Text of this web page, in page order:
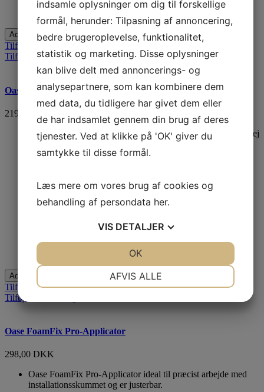
Skader ikke fisk og planter.
Add to Cart
Tilføj til ønskelisten
Tilføj til sammenlign
Oase FoamFix
219,00 DKK
Oase FoamFix installationsskum leder vandet den ønskede vej
i havebassinet og vandløbet.
Bruges til at forsegle hulrum eller fastgøre sten i bassinet og
Add to Cart
Tilføj til ønskelisten
Tilføj til sammenlign
Oase FoamFix Pro-Applicator
298,00 DKK
Oase FoamFix Pro-Applicator ideal til præcist arbejde med
installationsskummet og er justerbar.
indsamle oplysninger om dig til forskellige
formål, herunder: Tilpasning af annoncering,
bedre brugeroplevelse, funktionalitet,
statistik og marketing. Disse oplysninger
kan blive delt med annoncerings- og
analysepartnere, som kan kombinere dem
med data, du tidligere har givet dem eller
de har indsamlet gennem din brug af deres
tjenester. Ved at klikke på 'OK' giver du
samtykke til disse formål.
Læs mere om vores brug af cookies og
behandling af persondata her.
VIS DETALJER
AFVIS ALLE
OK